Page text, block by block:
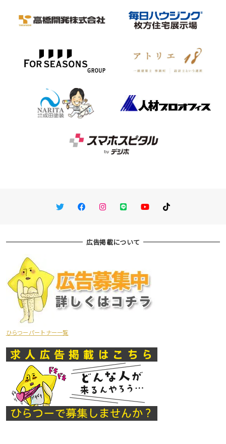
TwitterFacebookInstagram
LINE You TubeTikTok
広告掲載について
ひらつーパートナー一覧